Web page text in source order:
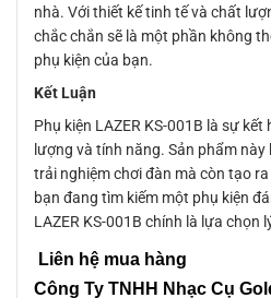
nhà. Với thiết kế tinh tế và chất
chắc chắn sẽ là một phần không
phụ kiện của bạn.
Kết Luận
Phụ kiện LAZER KS-001B là sự
lượng và tính năng. Sản phẩm
trải nghiệm chơi đàn mà còn tạo
bạn đang tìm kiếm một phụ kiện
LAZER KS-001B chính là lựa chọn
Liên hệ mua hàng
Công Ty TNHH Nhạc Cụ